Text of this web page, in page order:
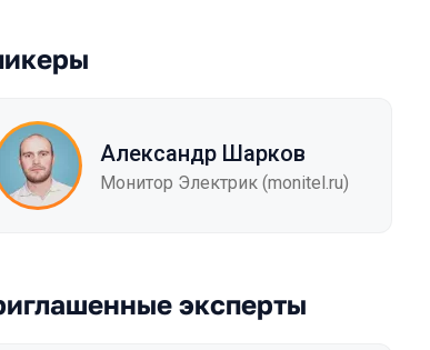
DevOps
Александр Шарков
Монитор Электрик (monitel.ru)
эксперты